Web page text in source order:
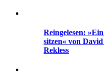
Reingelesen:
sitzen« von
Rekless